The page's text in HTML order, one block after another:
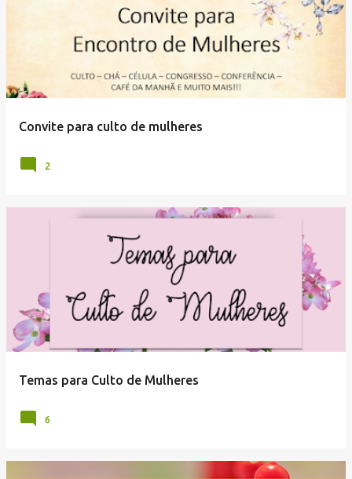
Convite para culto de mulheres
2
Temas para Culto de Mulheres
6